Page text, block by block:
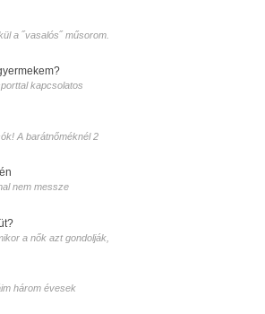
a ˝vasalós˝ műsorom.
kapcsolatos
A barátnőméknél 2
nem messze
a nők azt gondolják,
három évesek